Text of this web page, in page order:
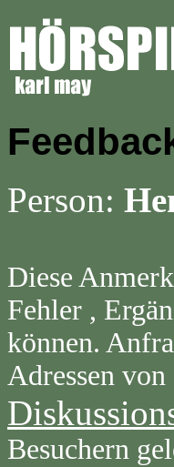
Person:
Diese
Fehler ,
können.
Adressen
Besuchern